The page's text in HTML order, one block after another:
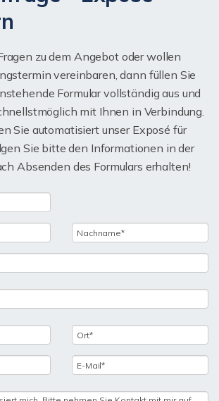
zu dem Angebot oder wollen
vereinbaren, dann füllen Sie
Formular vollständig aus und
mit Ihnen in Verbindung.
Sie automatisiert unser Exposé für
Sie bitte den Informationen in der
Absenden des Formulars erhalten!